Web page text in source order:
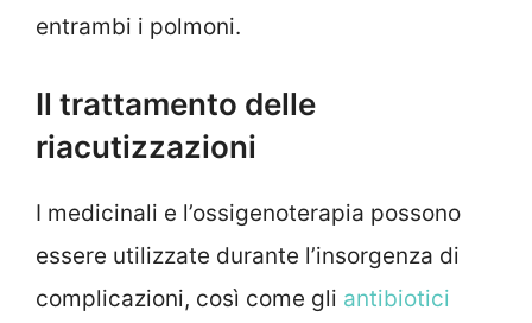
entrambi i polmoni.
Il trattamento delle
riacutizzazioni
I medicinali e l’ossigenoterapia possono
essere utilizzate durante l’insorgenza di
complicazioni, così come gli antibiotici